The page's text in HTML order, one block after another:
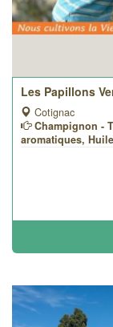
Les Papillons
Cotignac
Champignon -
aromatiques,